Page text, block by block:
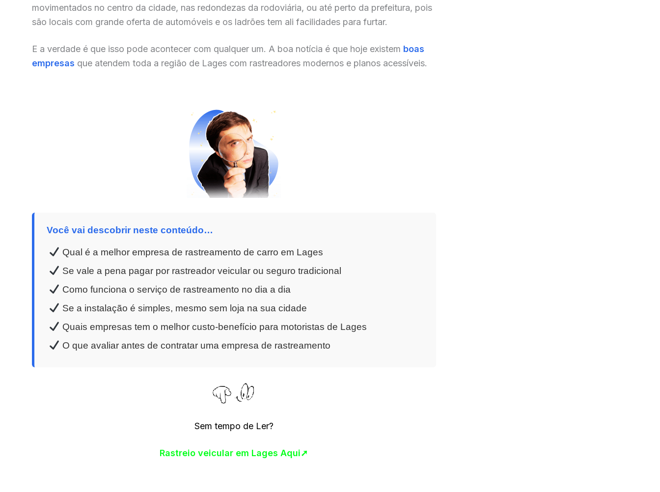
movimentados no centro da cidade, nas redondezas da rodoviária, ou até perto da prefeitura, pois
são locais com grande oferta de automóveis e os ladrões tem ali facilidades para furtar.
E a verdade é que isso pode acontecer com qualquer um. A boa notícia é que hoje existem boas
empresas que atendem toda a região de Lages com rastreadores modernos e planos acessíveis.
Você vai descobrir neste conteúdo…
Qual é a melhor empresa de rastreamento de carro em Lages
Se vale a pena pagar por rastreador veicular ou seguro tradicional
Como funciona o serviço de rastreamento no dia a dia
Se a instalação é simples, mesmo sem loja na sua cidade
Quais empresas tem o melhor custo-benefício para motoristas de Lages
O que avaliar antes de contratar uma empresa de rastreamento
Sem tempo de Ler?
Rastreio veicular em Lages Aqui➚